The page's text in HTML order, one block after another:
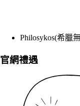
Philosykos(希臘
官網禮遇